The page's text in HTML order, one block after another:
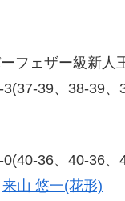
フェザー級新人
39、38-39
36、40-36
来山 悠一(花形)